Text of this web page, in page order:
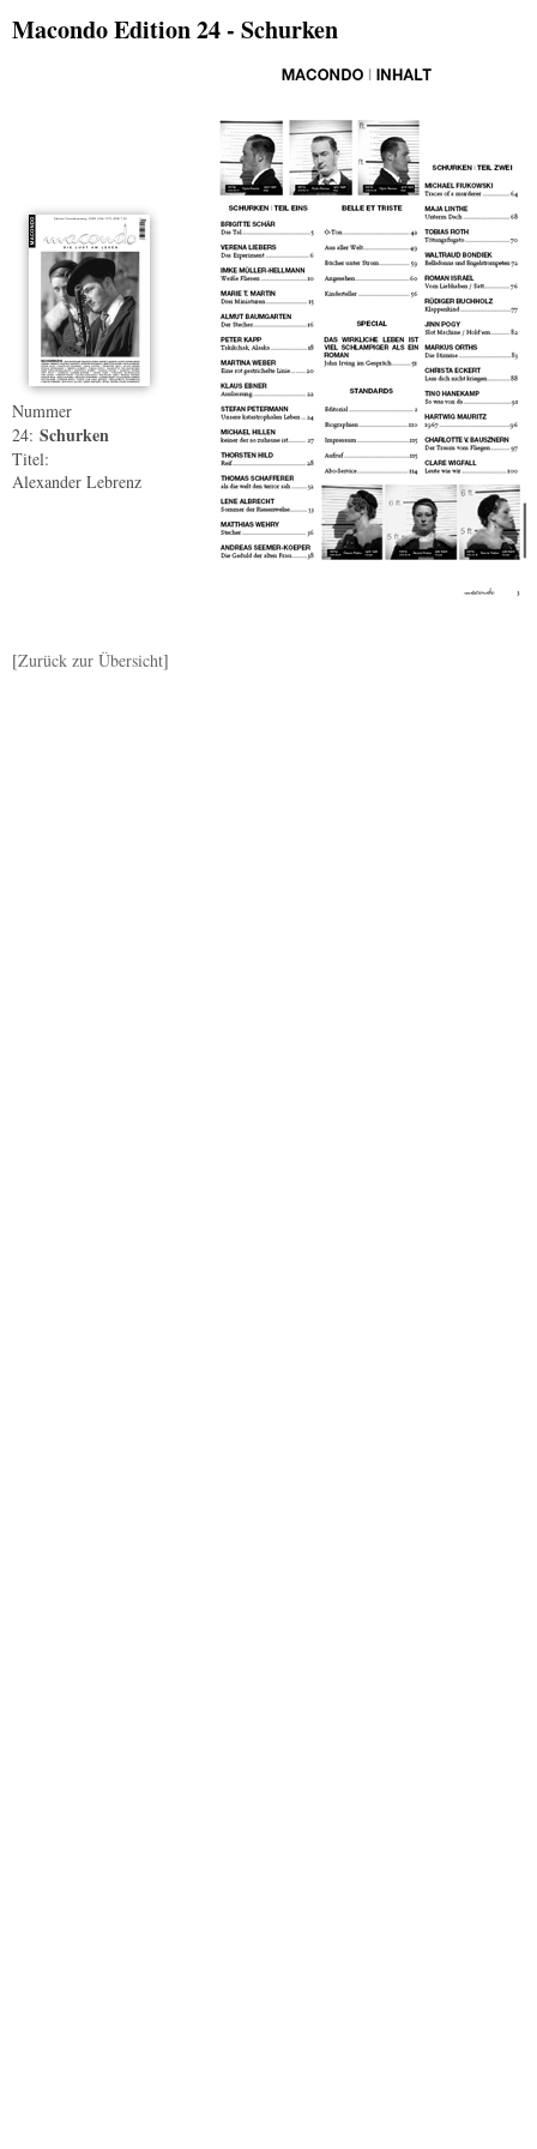
Macondo Edition 24 - Schurken
Nummer
24: Schurken
Titel:
Alexander Lebrenz
[Zurück zur Übersicht]